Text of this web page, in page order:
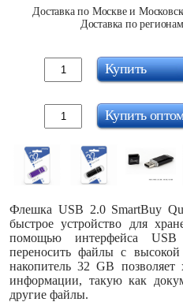
Доставка по Москве и
Доставка по
Купить
Купить
Флешка USB 2.0 SmartBuy
быстрое устройство для
помощью интерфейса
переносить файлы с
накопитель 32 GB позволяет
информации, такую как
другие файлы.